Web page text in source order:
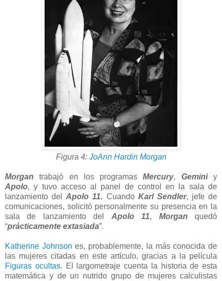
Figura 4: JoAnn Hardin Morgan
Morgan trabajó en los programasMercury, Geminiy
Apolo, y tuvo acceso al panel de control en la sala de
lanzamiento delApolo 11. Cuando Karl Sendler, jefe de
comunicaciones, solicitó personalmente su presencia en la
sala de lanzamiento del Apolo 11, Morgan quedó
“prácticamente extasiada”.
Katherine Johnson es, probablemente, la más conocida de
las mujeres citadas en este artículo, gracias a la película
Figuras ocultas. El largometraje cuenta la historia de esta
matemática y de un nutrido grupo de mujeres calculistas